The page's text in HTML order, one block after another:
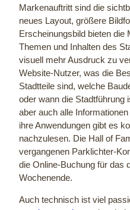
Markenauftritt sind die
neues Layout, größere
Erscheinungsbild bieten die
Themen und Inhalten des
visuell mehr Ausdruck zu
Website-Nutzer, was die
Stadtteile sind, welche
oder wann die Stadtführung
aber auch alle
ihre Anwendungen gibt es
nachzulesen. Die Hall of
vergangenen Parklichter-
die Online-Buchung für das
Wochenende.
Auch technisch ist viel